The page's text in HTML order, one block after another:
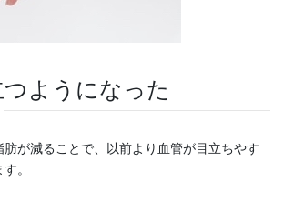
ようになった
が減ることで、以前より血管が目立ちやす
。